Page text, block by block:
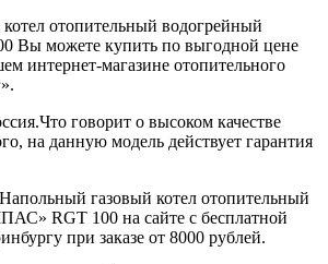
отопительный водогрейный
можете купить по выгодной цене
интернет-магазине отопительного
говорит о высоком качестве
на данную модель действует гарантия
газовый котел отопительный
RGT 100 на сайте с бесплатной
при заказе от 8000 рублей.